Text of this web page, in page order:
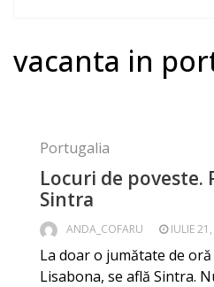
vacanta in
Portugalia
Locuri de poveste.
Sintra
ANDA_COFARU IULIE
La doar o jumătate de
Lisabona, se află Sintra.